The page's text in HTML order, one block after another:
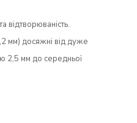
відтворюваність.
мм) досяжні від дуже
2,5 мм до середньої